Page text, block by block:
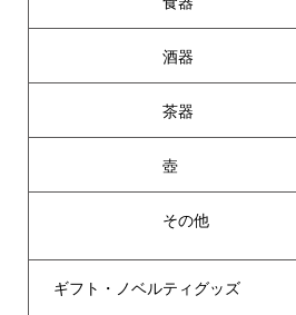
酒器
茶器
壺
その他
ギフト・ノベルティグッズ